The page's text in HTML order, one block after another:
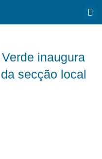
inaugura
secção local